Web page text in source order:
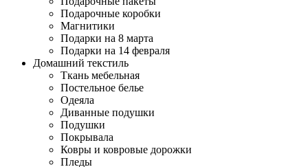
Подарочные коробки
Магнитики
Подарки на 8 марта
Подарки на 14 февраля
Домашний текстиль
Ткань мебельная
Постельное белье
Одеяла
Диванные подушки
Подушки
Покрывала
Ковры и ковровые дорожки
Пледы